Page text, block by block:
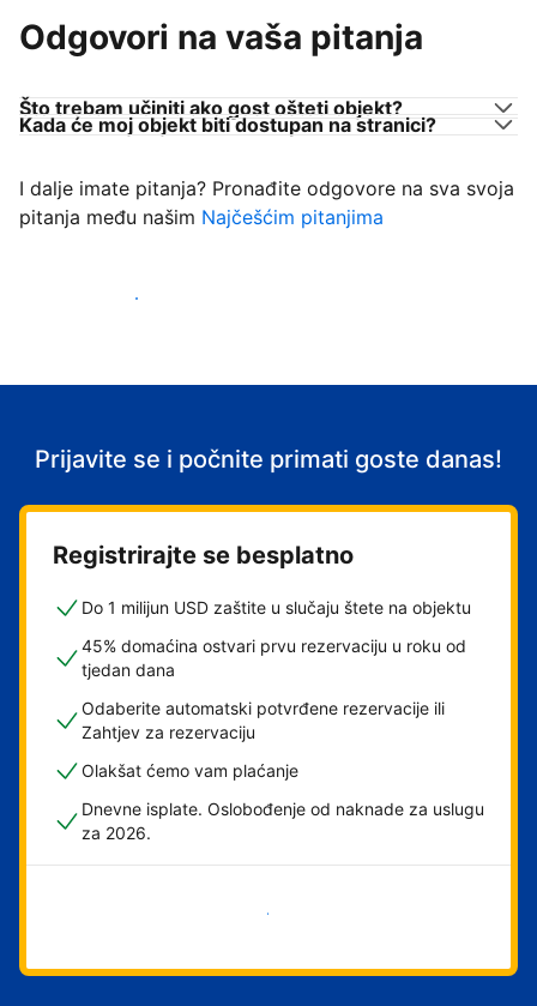
Odgovori na vaša pitanja
Što trebam učiniti ako gost ošteti objekt?
Kada će moj objekt biti dostupan na stranici?
I dalje imate pitanja? Pronađite odgovore na sva svoja
pitanja među našim Najčešćim pitanjima
Počnite primati goste
Prijavite se i počnite primati goste danas!
Registrirajte se besplatno
Do 1 milijun USD zaštite u slučaju štete na objektu
45% domaćina ostvari prvu rezervaciju u roku od
tjedan dana
Odaberite automatski potvrđene rezervacije ili
Zahtjev za rezervaciju
Olakšat ćemo vam plaćanje
Dnevne isplate. Oslobođenje od naknade za uslugu
za 2026.
Započni odmah